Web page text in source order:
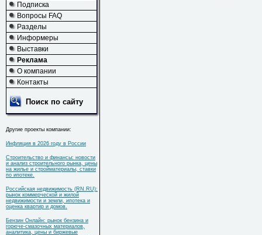
Подписка
Вопросы FAQ
Разделы
Информеры
Выставки
Реклама
О компании
Контакты
Поиск по сайту
Другие проекты компании:
Инфляция в 2026 году в России
Строительство и финансы: новости
и анализ строительного рынка, цены
на жилье и стройматериалы, ставки
по ипотеке.
Российская недвижимость (RN.RU):
рынок коммерческой и жилой
недвижимости и земли, ипотека и
оценка квартир и домов.
Бензин Онлайн: рынок бензина и
горюче-смазочных материалов,
аналитика, цены и биржевые